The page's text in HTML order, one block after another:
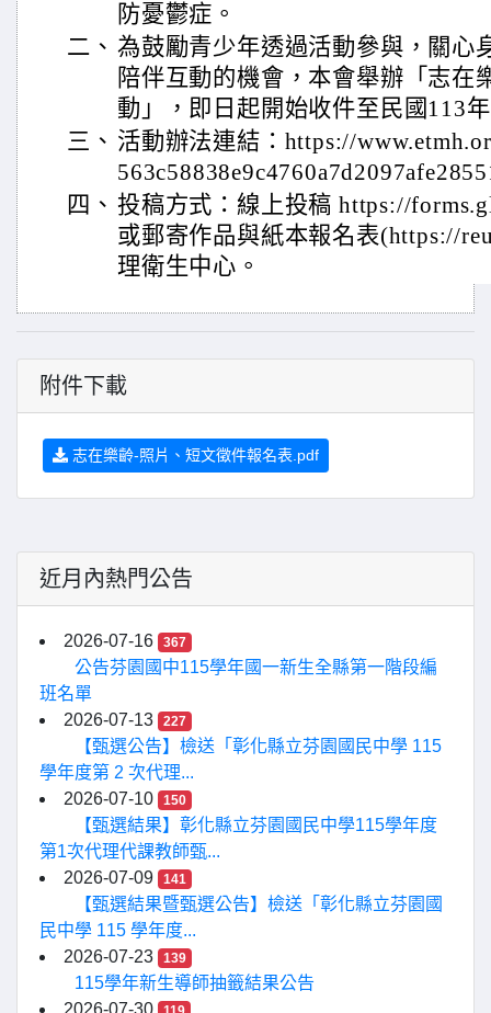
防憂鬱症。
二、 為鼓勵青少年透過活動參與，關心
陪伴互動的機會，本會舉辦「志在
動」，即日起開始收件至民國113
三、 活動辦法連結：https://
四、 投稿方式：線上投稿 https://
或郵寄作品與紙本報名表(https://
理衛生中心。
附件下載
志在樂齡-照片、短文徵件報名表.pdf
近月內熱門公告
2026-07-16 367
公告芬園國中115學年國一新生全縣第一階段編
班名單
2026-07-13
227
【甄選公告】檢送「彰化縣立芬園國民中學 115
學年度第 2 次代理...
2026-07-10
150
【甄選結果】彰化縣立芬園國民中學115學年度
第1次代理代課教師甄...
2026-07-09
141
【甄選結果暨甄選公告】檢送「彰化縣立芬園國
民中學 115 學年度...
2026-07-23
139
115學年新生導師抽籤結果公告